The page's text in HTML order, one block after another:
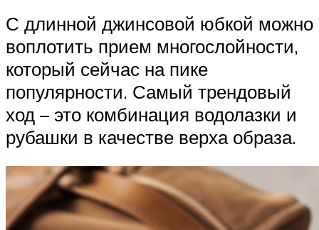
С длинной джинсовой юбкой можно
воплотить прием многослойности,
который сейчас на пике
популярности. Самый трендовый
ход – это комбинация водолазки и
рубашки в качестве верха образа.